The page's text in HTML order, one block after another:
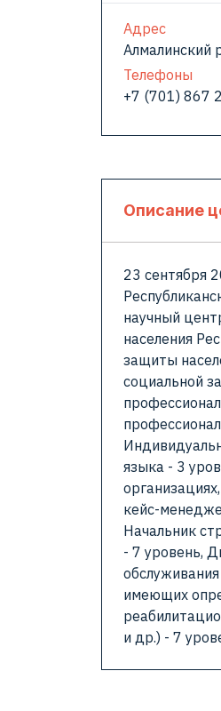
Адрес
Алмалинский
Телефоны
+7 (701) 867
Описание
23 сентября
научный
населения
защиты
социальной
языка - 3
кейс-
Начальник
- 7 уровень,
имеющих
и др.) - 7